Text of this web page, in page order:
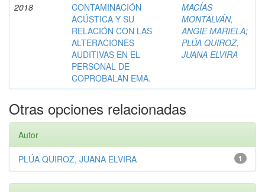
2018
CONTAMINACIÓN
ACÚSTICA Y SU
RELACIÓN CON LAS
ALTERACIONES
AUDITIVAS EN EL
PERSONAL DE
COPROBALAN EMA.
MACÍAS
MONTALVÁN,
ANGIE MARIELA;
PLÚA QUIROZ,
JUANA ELVIRA
Otras opciones relacionadas
Autor
1
PLÚA QUIROZ, JUANA ELVIRA